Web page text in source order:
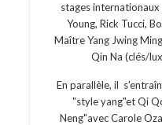
stages internationaux
Young, Rick Tucci,
Maître Yang Jwing
Qin Na (clés/
En parallèle, il
"style yang"et Qi
Neng"avec Carole